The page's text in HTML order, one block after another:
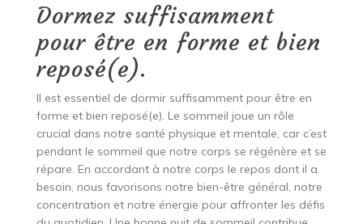
Dormez suffisamment
pour être en forme et bien
reposé(e).
Il est essentiel de dormir suffisamment pour être en
forme et bien reposé(e). Le sommeil joue un rôle
crucial dans notre santé physique et mentale, car c’est
pendant le sommeil que notre corps se régénère et se
répare. En accordant à notre corps le repos dont il a
besoin, nous favorisons notre bien-être général, notre
concentration et notre énergie pour affronter les défis